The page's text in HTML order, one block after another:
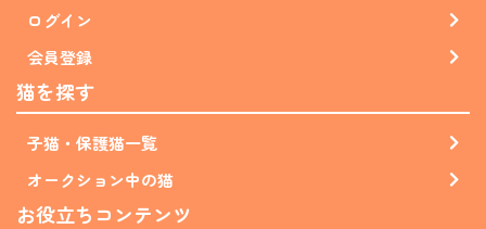
ログイン
会員登録
猫を探す
子猫・保護猫一覧
オークション中の猫
お役立ちコンテンツ